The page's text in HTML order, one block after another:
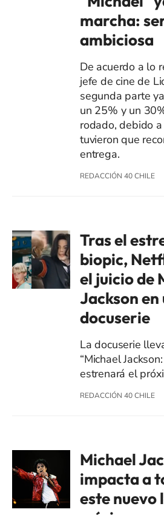
marcha:
ambiciosa
De acuerdo a lo
jefe de cine de
segunda parte
un 25% y un
rodado, debido
tuvieron que
entrega.
REDACCIÓN 40 CHILE
Tras el
biopic,
el juicio de
Jackson en
docuserie
La docuserie
“Michael
estrenará el
REDACCIÓN 40 CHILE
Michael
impacta a
este nuevo